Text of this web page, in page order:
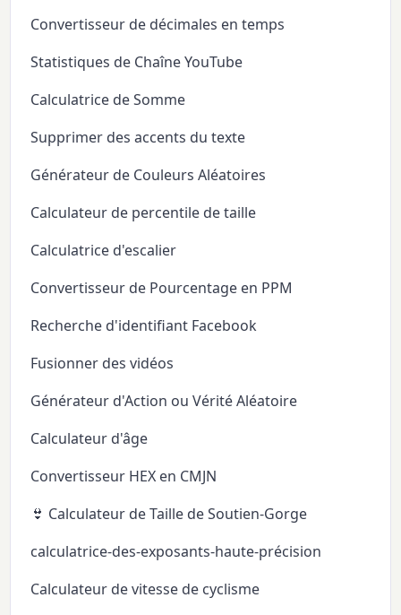
Convertisseur de décimales en temps
Statistiques de Chaîne YouTube
Calculatrice de Somme
Supprimer des accents du texte
Générateur de Couleurs Aléatoires
Calculateur de percentile de taille
Calculatrice d'escalier
Convertisseur de Pourcentage en PPM
Recherche d'identifiant Facebook
Fusionner des vidéos
Générateur d'Action ou Vérité Aléatoire
Calculateur d'âge
Convertisseur HEX en CMJN
👙 Calculateur de Taille de Soutien-Gorge
calculatrice-des-exposants-haute-précision
Calculateur de vitesse de cyclisme